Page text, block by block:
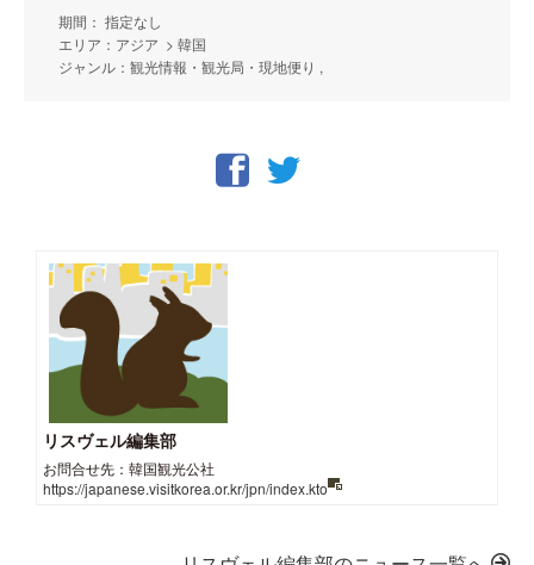
期間： 指定なし
エリア：アジア > 韓国
ジャンル：観光情報・観光局・現地便り ,
リスヴェル編集部
お問合せ先：韓国観光公社
https://japanese.visitkorea.or.kr/jpn/index.kto